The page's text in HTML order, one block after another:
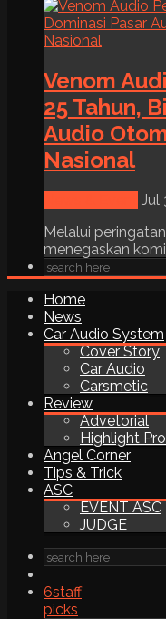
Venom
25 Tahun,
Audio
Nasional
Jul
Melalui
menegaskan
Home
News
Car Audio System
Cover Story
Car Audio
Carsmetic
Review
Advetorial
Highlight
Angel Corner
Tips & Trick
ASC
EVENT ASC
JUDGE
6staff
picks